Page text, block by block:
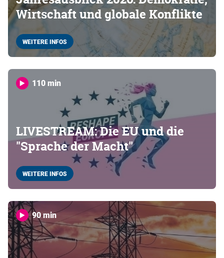
Wirtschaft und globale Konflikte
WEITERE INFOS
110 min
LIVESTREAM: Die EU und die
"Sprache der Macht"
WEITERE INFOS
90 min